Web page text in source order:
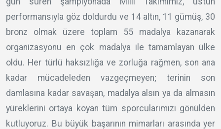
performansıyla göz doldurdu ve 14 altın, 11 gümüş, 30
bronz olmak üzere toplam 55 madalya kazanarak
organizasyonu en çok madalya ile tamamlayan ülke
oldu. Her türlü haksızlığa ve zorluğa rağmen, son ana
kadar mücadeleden vazgeçmeyen; terinin son
damlasına kadar savaşan, madalya alsın ya da almasın
yüreklerini ortaya koyan tüm sporcularımızı gönülden
kutluyoruz. Bu büyük başarının mimarları arasında yer